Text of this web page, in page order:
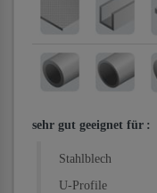
sehr gut geeignet für :
Stahlblech
U-Profile